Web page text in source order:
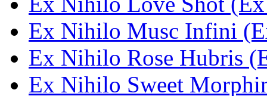
Ex Nihilo Musc Infini
Ex Nihilo Rose Hubris
Ex Nihilo Sweet